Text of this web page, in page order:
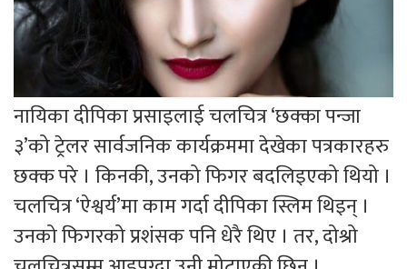
नायिका दीपिका प्रसाइलाई चलचित्र ‘छक्का पन्जा
३’को ट्रेलर सार्वजनिक कार्यक्रममा देखेका पत्रकारहरु
छक्क परे । किनकी, उनको फिगर बदलिइएको थियो ।
चलचित्र ‘ऐश्वर्य’मा काम गर्दा दीपिका स्लिम थिइन् ।
उनको फिगरको प्रशंसक पनि धेरै थिए । तर, दोश्रो